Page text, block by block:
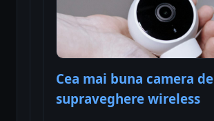
Cea mai buna camera de
supraveghere wireless